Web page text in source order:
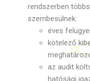
rendszerben
szembesülnek:
éves
kötelező
az audit
hatósági